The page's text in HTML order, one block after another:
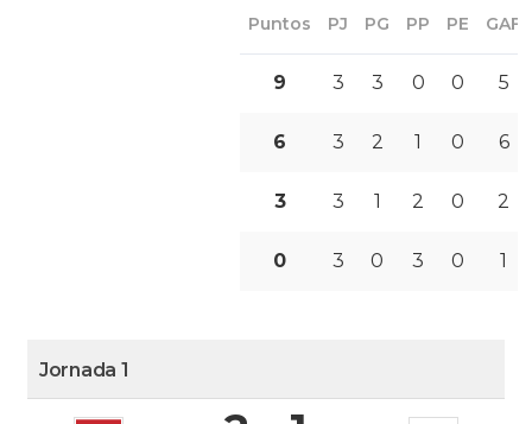
Puntos PJ PG PP PE GAF
9 3 3 0 0 5
6 3 2 1 0 6
3 3 1 2 0 2
0 3 0 3 0 1
Jornada 1